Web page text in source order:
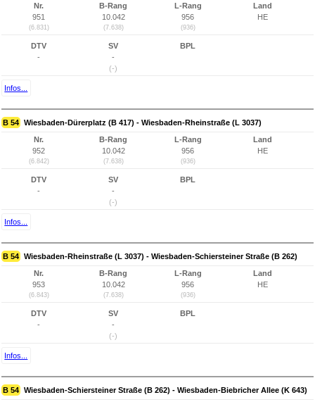
Nr.
951
(6.831)
B-Rang
10.042
(7.638)
L-Rang
956
(936)
Land
HE
DTV
-
SV
-
(-)
BPL
Infos...
B 54 Wiesbaden-Dürerplatz (B 417) - Wiesbaden-Rheinstraße (L 3037)
Nr.
952
(6.842)
B-Rang
10.042
(7.638)
L-Rang
956
(936)
Land
HE
DTV
-
SV
-
(-)
BPL
Infos...
B 54 Wiesbaden-Rheinstraße (L 3037) - Wiesbaden-Schiersteiner Straße (B 262)
Nr.
953
(6.843)
B-Rang
10.042
(7.638)
L-Rang
956
(936)
Land
HE
DTV
-
SV
-
(-)
BPL
Infos...
B 54 Wiesbaden-Schiersteiner Straße (B 262) - Wiesbaden-Biebricher Allee (K 643)